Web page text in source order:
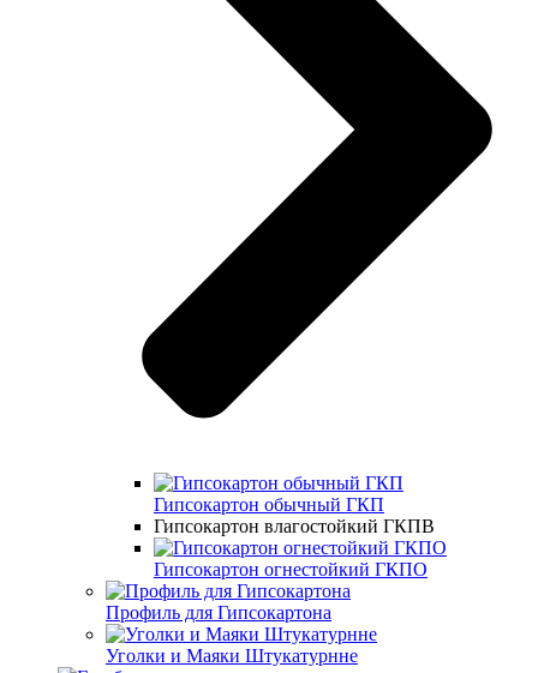
Гипсокартон обычный ГКП
Гипсокартон влагостойкий ГКПВ
Гипсокартон огнестойкий ГКПО
Профиль для Гипсокартона
Уголки и Маяки Штукатурнне